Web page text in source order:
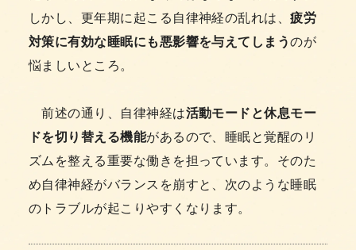
しかし、更年期に起こる自律神経の乱れは、疲労
対策に有効な睡眠にも悪影響を与えてしまうのが
悩ましいところ。
前述の通り、自律神経は活動モードと休息モー
ドを切り替える機能があるので、睡眠と覚醒のリ
ズムを整える重要な働きを担っています。そのた
め自律神経がバランスを崩すと、次のような睡眠
のトラブルが起こりやすくなります。